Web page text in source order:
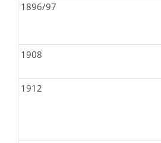
1896/97
1908
1912